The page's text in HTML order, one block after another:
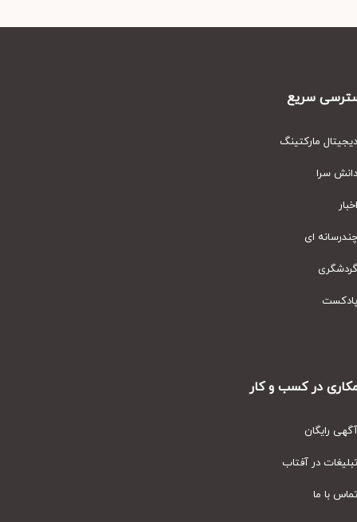
سریع
مارکتینگ
سرا
ای
در کسب و کار
رایگان
در آفتاب
با ما